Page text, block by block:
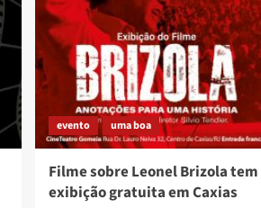
evento uma boa
Filme sobre Leonel Brizola tem
exibição gratuita em Caxias